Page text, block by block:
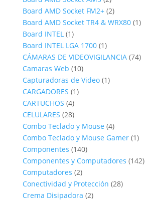
productos
Board AMD Socket FM2+ 22
productos
Board AMD Socket TR4 & WRX80 11
Board INTEL 11
producto
Board INTEL LGA 1700 11
producto
CÁMARAS DE VIDEOVIGILANCIA 7474
Camaras Web 1010
productos
Capturadoras de Video 11
CARGADORES 11
CARTUCHOS 44
productos
CELULARES 2828
productos
Combo Teclado y Mouse 44
productos
Combo Teclado y Mouse Gamer 11
Componentes 140140
productos
Componentes y Computadores 142142
Computadores 22
productos
Conectividad y Protección 2828
Crema Disipadora 22